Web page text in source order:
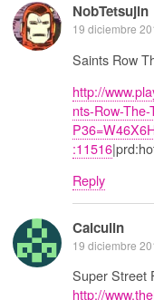
NobTetsujin
19 diciembre
Saints Row
http://
nts-Row-
:11516
Reply
Calculin
19 diciembre
Super Street
http://